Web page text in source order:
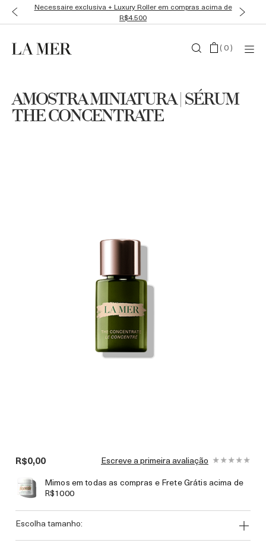
Necessaire exclusiva + Luxury Roller em compras acima de
R$4.500
(0)
AMOSTRA MINIATURA | SÉRUM
THE CONCENTRATE
R$0,00
Escreve a primeira avaliação
Mimos em todas as compras e Frete Grátis acima de
R$1000
escolha tamanho: